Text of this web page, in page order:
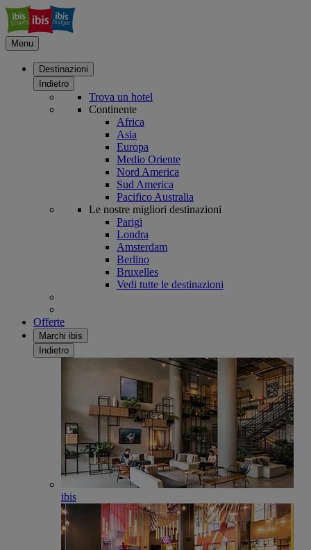
Menu
Destinazioni
Indietro
Trova un hotel
Continente
Africa
Asia
Europa
Medio Oriente
Nord America
Sud America
Pacifico Australia
Le nostre migliori destinazioni
Parigi
Londra
Amsterdam
Berlino
Bruxelles
Vedi tutte le destinazioni
Offerte
Marchi ibis
Indietro
ibis